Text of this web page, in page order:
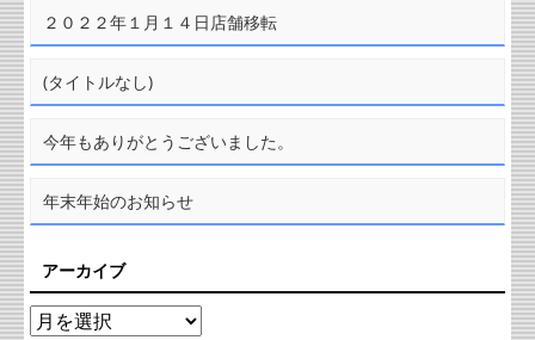
２０２２年１月１４日店舗移転
(タイトルなし)
今年もありがとうございました。
年末年始のお知らせ
アーカイブ